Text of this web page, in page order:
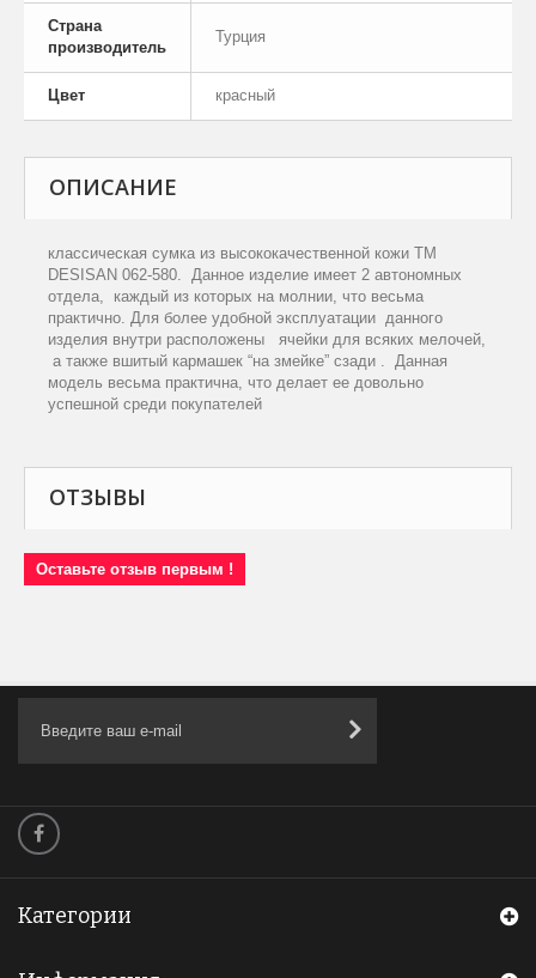
Страна
производитель
Турция
Цвет красный
ОПИСАНИЕ
классическая сумка из высококачественной кожи ТМ
DESISAN 062-580. Данное изделие имеет 2 автономных
отдела,
каждый из которых на молнии, что весьма
практично. Для более удобной эксплуатации данного
изделия внутри расположены
ячейки для всяких мелочей,
а также вшитый кармашек “на змейке” сзади . Данная
модель весьма практична, что делает ее довольно
успешной среди покупателей
ОТЗЫВЫ
Оставьте отзыв первым !
Категории